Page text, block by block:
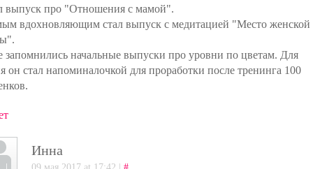
выпуск про "Отношения с мамой".
вдохновляющим стал выпуск с медитацией "Место женской
запомнились начальные выпуски про уровни по цветам. Для
он стал напоминалочкой для проработки после тренинга 100
Инна